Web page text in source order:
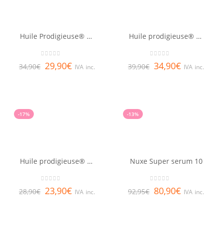
Huile Prodigieuse® Florale NUXE 100ml
34,90€ 29,90€ IVA inc.
Huile prodigieuse® or NUXE 100ml
39,90€ 34,90€ IVA inc.
-17%
Huile prodigieuse® or NUXE 50ml
out of 5
28,90€ 23,90€ IVA inc.
-13%
Nuxe Super serum 10
out of 5
92,95€ 80,90€ IVA inc.